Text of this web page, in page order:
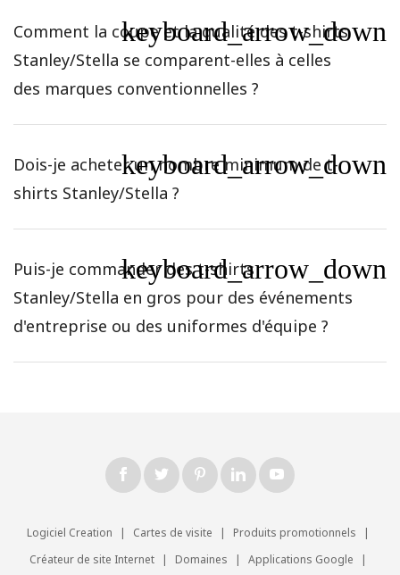
Comment la coupe et la qualité des t-shirts
Stanley/Stella se comparent-elles à celles
des marques conventionnelles ?
keyboard_arrow_down
Dois-je acheter un nombre minimum de t-
shirts Stanley/Stella ?
keyboard_arrow_down
Puis-je commander des t-shirts
Stanley/Stella en gros pour des événements
d'entreprise ou des uniformes d'équipe ?
keyboard_arrow_down
Logiciel Creation | Cartes de visite | Produits promotionnels
|
Créateur de site Internet
| Domaines | Applications Google |